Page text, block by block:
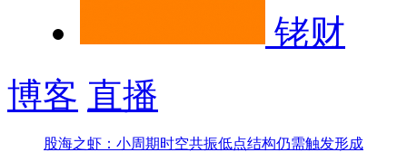
铑财
博客 直播
股海之虾：小周期时空共振低点结构仍需触发形成